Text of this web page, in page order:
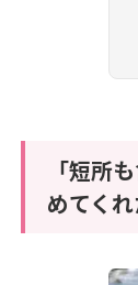
「短所
めてく